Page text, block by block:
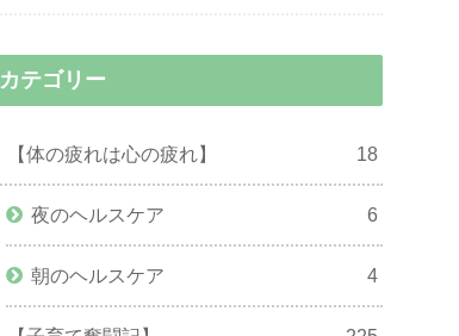
カテゴリー
【体の疲れは心の疲れ】 18
夜のヘルスケア 6
朝のヘルスケア 4